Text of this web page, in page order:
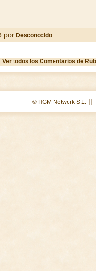
por Desconocido
Ver todos los Comentarios de
© HGM Network S.L. ||